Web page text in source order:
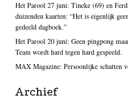
Het Parool 27 juni: Tineke (69) en
duizenden kaarten: “Het is eigenlijk
gedeeld dagboek.”
Het Parool 20 juni: Geen pingpong
Team wordt hard tegen hard gespeeld.
MAX Magazine: Persoonlijke schatten
Archief